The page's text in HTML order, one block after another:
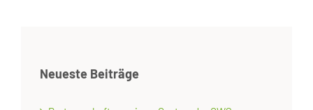
Neueste Beiträge